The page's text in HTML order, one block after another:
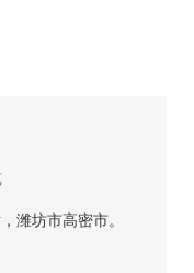
坊市高密市。